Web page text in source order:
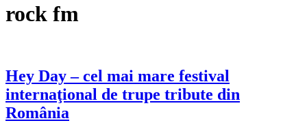
rock fm
Hey Day – cel mai mare festival
internaţional de trupe tribute din
România